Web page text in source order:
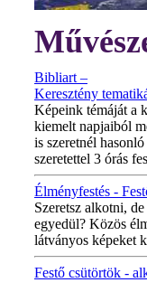
Bibliart –
Keresztény
Képeink témáját a
kiemelt napjaiból
is szeretnél
szeretettel 3 órás
Élményfestés -
Szeretsz alkotni,
egyedül? Közös
látványos képeket
Festő csütörtök -